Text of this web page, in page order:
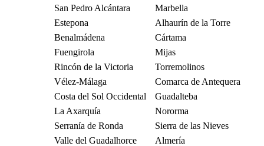
San Pedro Alcántara
Marbella
Estepona
Alhaurín de la Torre
Benalmádena
Cártama
Fuengirola
Mijas
Rincón de la Victoria
Torremolinos
Vélez-Málaga
Comarca de Antequera
Costa del Sol Occidental
Guadalteba
La Axarquía
Nororma
Serranía de Ronda
Sierra de las Nieves
Valle del Guadalhorce
Almería